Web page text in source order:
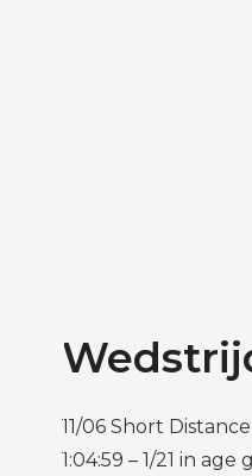
11/06 Short
1:04:59 – 1/21 in